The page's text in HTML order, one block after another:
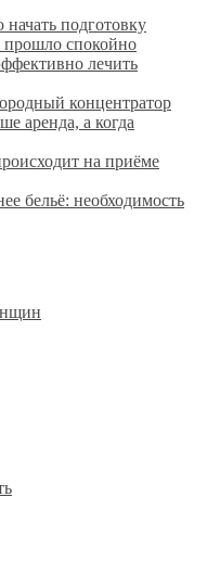
начать подготовку
прошло спокойно
лечить
концентратор
аренда, а когда
на приёме
бельё: необходимость